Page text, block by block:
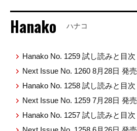
Hanako ハナコ
Hanako No. 1259 試し読みと目次
Next Issue No. 1260 8月28日 発売
Hanako No. 1258 試し読みと目次
Next Issue No. 1259 7月28日 発売
Hanako No. 1257 試し読みと目次